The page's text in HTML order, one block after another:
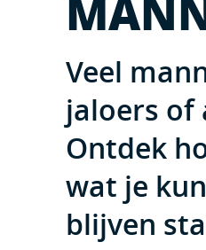
Veel
jaloers of
Ontdek
wat je
blijven